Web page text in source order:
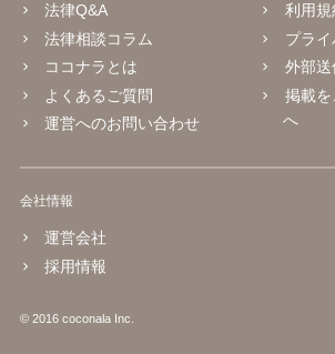
法律Q&A
法律相談コラム
ココナラとは
よくあるご質問
運営へのお問い合わせ
利用規
プラ
外部送
掲載
へ
会社情報
運営会社
採用情報
© 2016 coconala Inc.